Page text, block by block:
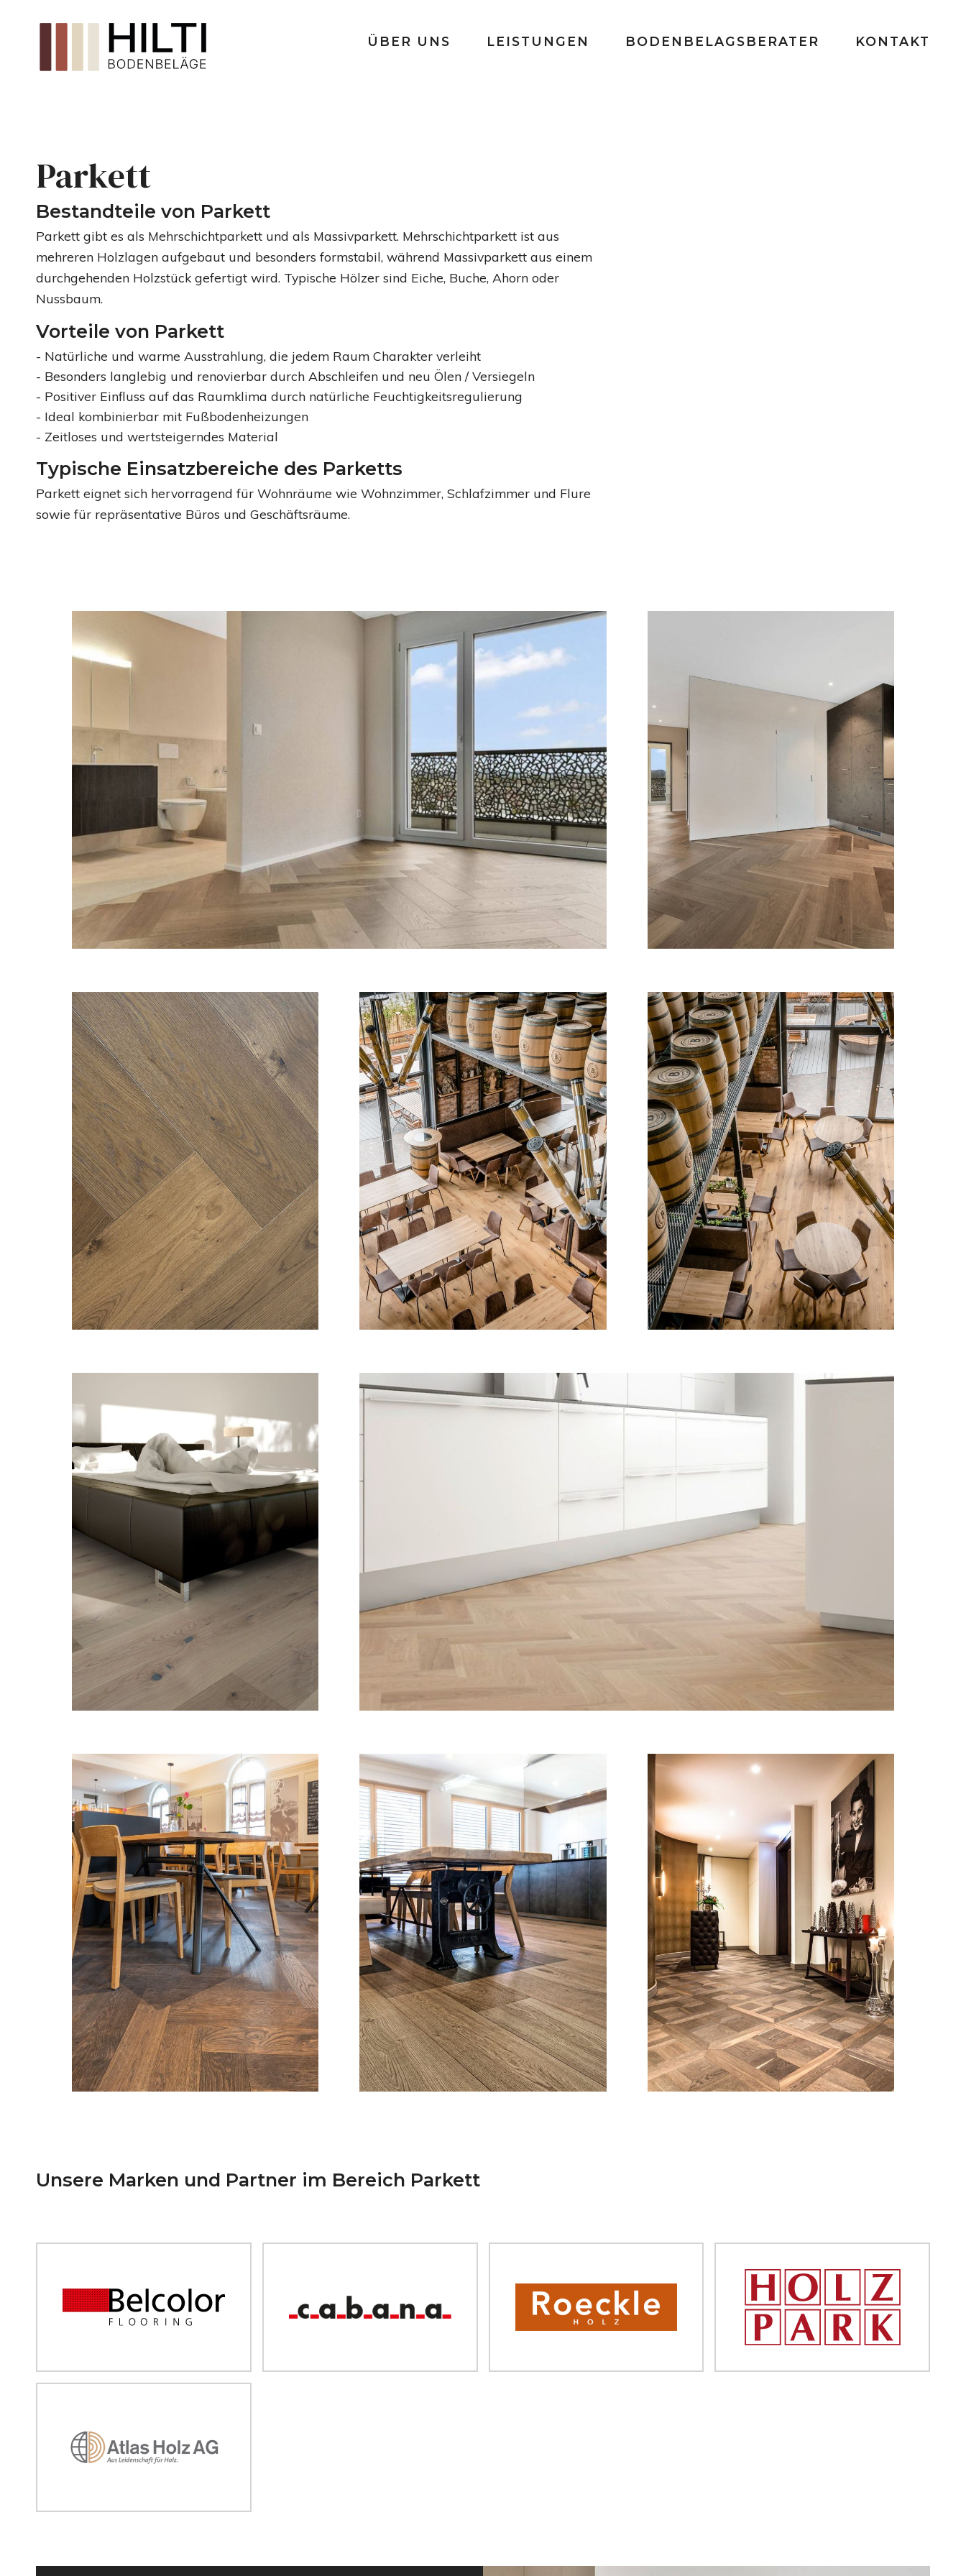
ÜBER UNS LEISTUNGEN BODENBELAGSBERATER KONTAKT
Parkett
Bestandteile von Parkett
Parkett gibt es als Mehrschichtparkett und als Massivparkett. Mehrschichtparkett ist aus
mehreren Holzlagen aufgebaut und besonders formstabil, während Massivparkett aus einem
durchgehenden Holzstück gefertigt wird. Typische Hölzer sind Eiche, Buche, Ahorn oder
Nussbaum.
Vorteile von Parkett
Natürliche und warme Ausstrahlung, die jedem Raum Charakter verleiht
Besonders langlebig und renovierbar durch Abschleifen und neu Ölen / Versiegeln
Positiver Einfluss auf das Raumklima durch natürliche Feuchtigkeitsregulierung
Ideal kombinierbar mit Fußbodenheizungen
Zeitloses und wertsteigerndes Material
Typische Einsatzbereiche des Parketts
Parkett eignet sich hervorragend für Wohnräume wie Wohnzimmer, Schlafzimmer und Flure
sowie für repräsentative Büros und Geschäftsräume.
Unsere Marken und Partner im Bereich Parkett